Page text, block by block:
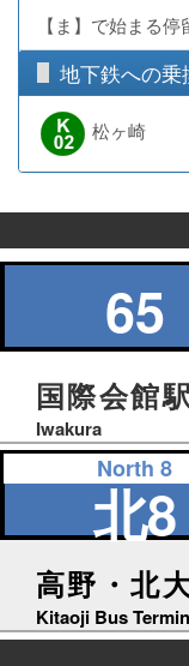
【ま】で始まる停
地下鉄への乗
松ヶ崎
の
65
国際会館
Iwakura
North 8
北8
高野・北
Kitaoji Bus